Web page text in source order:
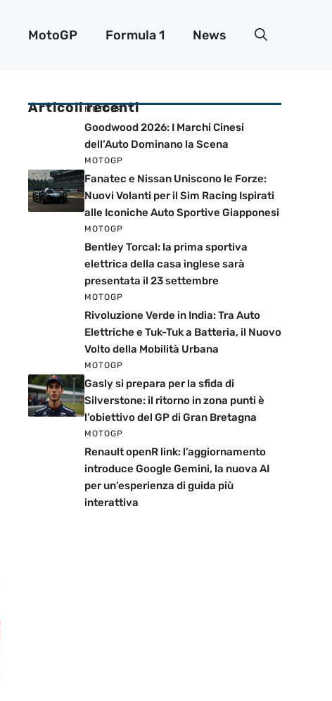
MotoGP Formula 1 News
Articoli recenti
MOTOGP
Goodwood 2026: I Marchi Cinesi
dell’Auto Dominano la Scena
MOTOGP
Fanatec e Nissan Uniscono le Forze:
Nuovi Volanti per il Sim Racing Ispirati
alle Iconiche Auto Sportive Giapponesi
MOTOGP
Bentley Torcal: la prima sportiva
elettrica della casa inglese sarà
presentata il 23 settembre
MOTOGP
Rivoluzione Verde in India: Tra Auto
Elettriche e Tuk-Tuk a Batteria, il Nuovo
Volto della Mobilità Urbana
MOTOGP
Gasly si prepara per la sfida di
Silverstone: il ritorno in zona punti è
l’obiettivo del GP di Gran Bretagna
MOTOGP
Renault openR link: l’aggiornamento
introduce Google Gemini, la nuova AI
per un’esperienza di guida più
interattiva